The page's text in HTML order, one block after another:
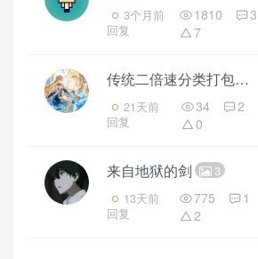
3个月前
回复
1810
3
7
传统二倍速分类打包机
21天前
回复
34
2
0
来自地狱的剑 3
13天前
回复
775
1
2